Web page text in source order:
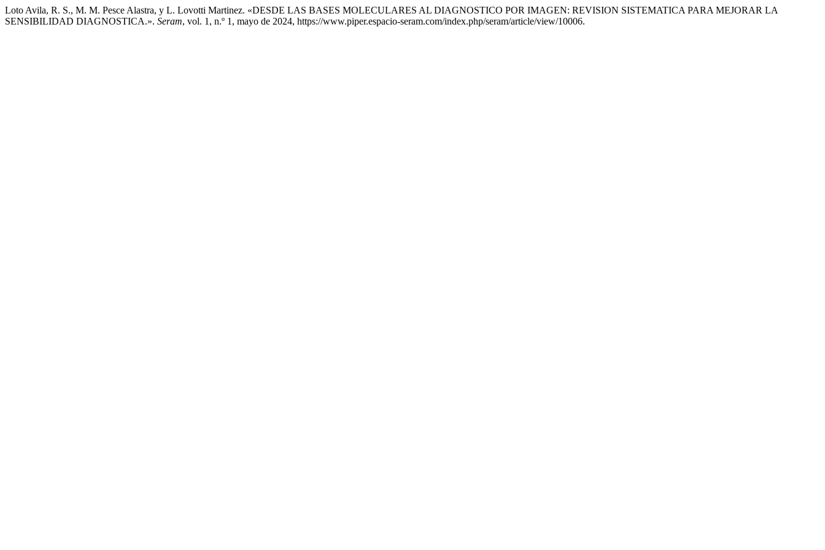
Loto Avila, R. S., M. M. Pesce Alastra, y L. Lovotti Martinez. «DESDE LAS BASES MOLECULARES AL DIAGNOSTICO POR IMAGEN: REVISION SISTEMATICA PARA MEJORAR LA
SENSIBILIDAD DIAGNOSTICA.». Seram, vol. 1, n.º 1, mayo de 2024, https://www.piper.espacio-seram.com/index.php/seram/article/view/10006.